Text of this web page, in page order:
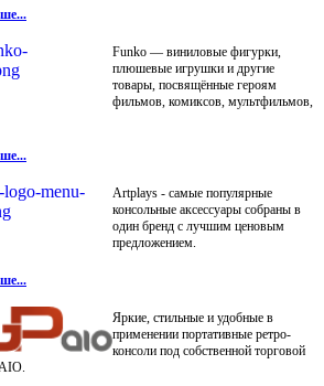
Funko — виниловые фигурки,
плюшевые игрушки и другие
товары, посвящённые героям
фильмов, комиксов, мультфильмов,
Artplays - самые популярные
консольные аксессуары собраны в
один бренд с лучшим ценовым
предложением.
Яркие, стильные и удобные в
применении портативные ретро-
консоли под собственной торговой